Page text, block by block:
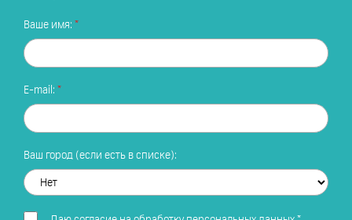
Ваше имя:
E-mail:
Ваш город (если есть в списке):